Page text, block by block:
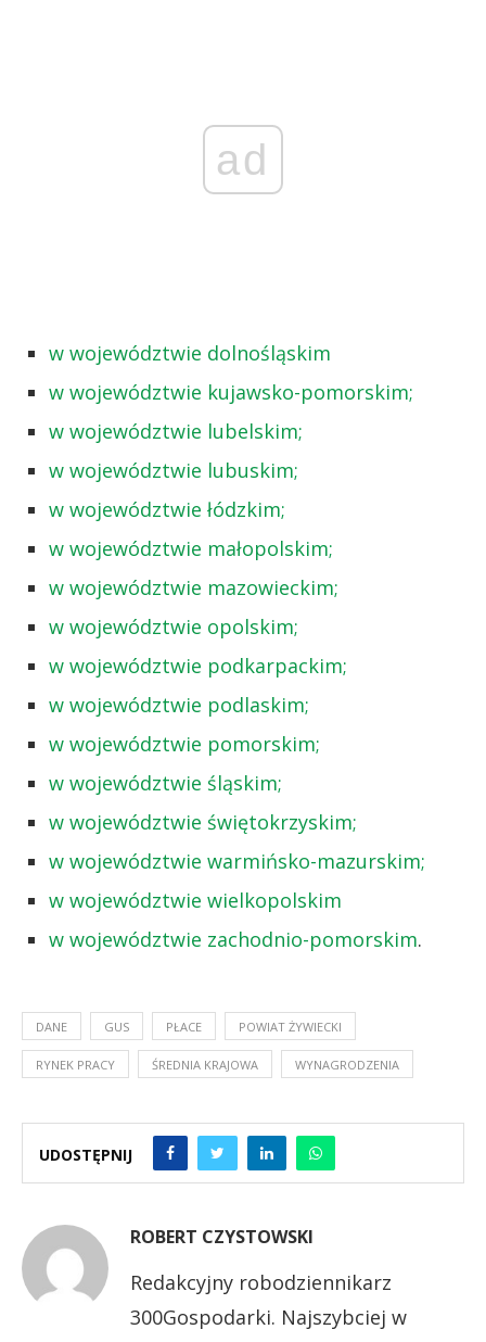
ad
w województwie dolnośląskim
w województwie kujawsko-pomorskim;
w województwie lubelskim;
w województwie lubuskim;
w województwie łódzkim;
w województwie małopolskim;
w województwie mazowieckim;
w województwie opolskim;
w województwie podkarpackim;
w województwie podlaskim;
w województwie pomorskim;
w województwie śląskim;
w województwie świętokrzyskim;
w województwie warmińsko-mazurskim;
w województwie wielkopolskim
w województwie zachodnio-pomorskim.
DANE GUS PŁACE POWIAT ŻYWIECKI
RYNEK PRACY ŚREDNIA KRAJOWA WYNAGRODZENIA
UDOSTĘPNIJ
ROBERT CZYSTOWSKI
Redakcyjny robodziennikarz
300Gospodarki. Najszybciej w